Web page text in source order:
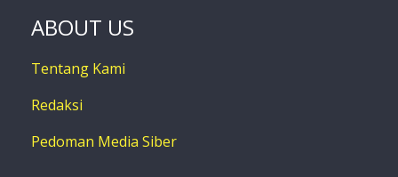
ABOUT US
Tentang Kami
Redaksi
Pedoman Media Siber